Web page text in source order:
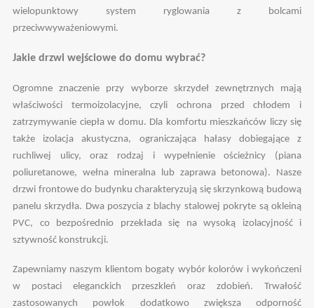
wielopunktowy system ryglowania z bolcami
przeciwwyważeniowymi.
Jakie drzwi wejściowe do domu wybrać?
Ogromne znaczenie przy wyborze skrzydeł zewnętrznych mają
właściwości termoizolacyjne, czyli ochrona przed chłodem i
zatrzymywanie ciepła w domu. Dla komfortu mieszkańców liczy się
także izolacja akustyczna, ograniczająca hałasy dobiegające z
ruchliwej ulicy, oraz rodzaj i wypełnienie ościeżnicy (piana
poliuretanowe, wełna mineralna lub zaprawa betonowa). Nasze
drzwi frontowe do budynku charakteryzują się skrzynkową budową
panelu skrzydła. Dwa poszycia z blachy stalowej pokryte są okleiną
PVC, co bezpośrednio przekłada się na wysoką izolacyjność i
sztywność konstrukcji.
Zapewniamy naszym klientom bogaty wybór kolorów i wykończeni
w postaci eleganckich przeszkleń oraz zdobień. Trwałość
zastosowanych powłok dodatkowo zwiększa odporność